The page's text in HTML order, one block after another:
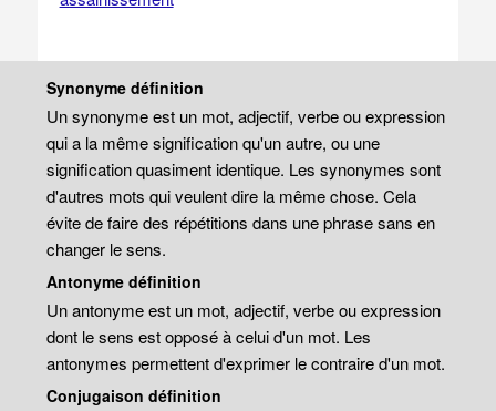
Synonyme définition
Un synonyme est un mot, adjectif, verbe ou expression
qui a la même signification qu'un autre, ou une
signification quasiment identique. Les synonymes sont
d'autres mots qui veulent dire la même chose. Cela
évite de faire des répétitions dans une phrase sans en
changer le sens.
Antonyme définition
Un antonyme est un mot, adjectif, verbe ou expression
dont le sens est opposé à celui d'un mot. Les
antonymes permettent d'exprimer le contraire d'un mot.
Conjugaison définition